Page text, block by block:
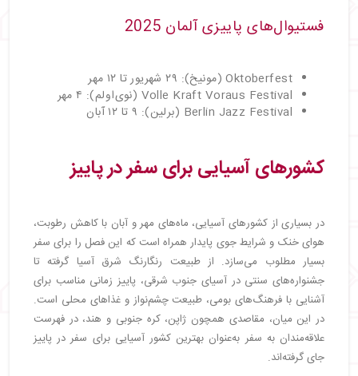
فستیوال‌های پاییزی آلمان 2025
Oktoberfest (مونیخ): ۲۹ شهریور تا ۱۲ مهر
Volle Kraft Voraus Festival (نوی‌اولم): ۴ مهر
Berlin Jazz Festival (برلین): ۹ تا ۱۲ آبان
کشورهای آسیایی برای سفر در پاییز
در بسیاری از کشورهای آسیایی، ماه‌های مهر و آبان با کاهش رطوبت،
هوای خنک و شرایط جوی پایدار همراه است که این فصل را برای سفر
بسیار مطلوب می‌سازد. از طبیعت رنگارنگ شرق آسیا گرفته تا
جشنواره‌های سنتی در آسیای جنوب شرقی، پاییز زمانی مناسب برای
آشنایی با فرهنگ‌های بومی، طبیعت چشم‌نواز و غذاهای محلی است.
در این میان، مقاصدی همچون ژاپن، کره جنوبی و هند، در فهرست
علاقه‌مندان به سفر به‌عنوان بهترین کشور آسیایی برای سفر در پاییز
جای گرفته‌اند.